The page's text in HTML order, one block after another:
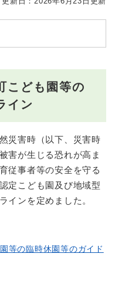
こども園等の
イン
災害時（以下、災害時
害が生じる恐れが高ま
従事者等の安全を守る
定こども園及び地域型
インを定めました。
等の臨時休園等のガイド